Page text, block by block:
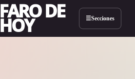
FARO DE
HOY ☰Secciones